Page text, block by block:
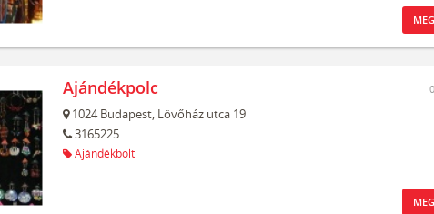
Ajándékpolc
1024 Budapest, Lövőház utca 19
3165225
Ajándékbolt
0